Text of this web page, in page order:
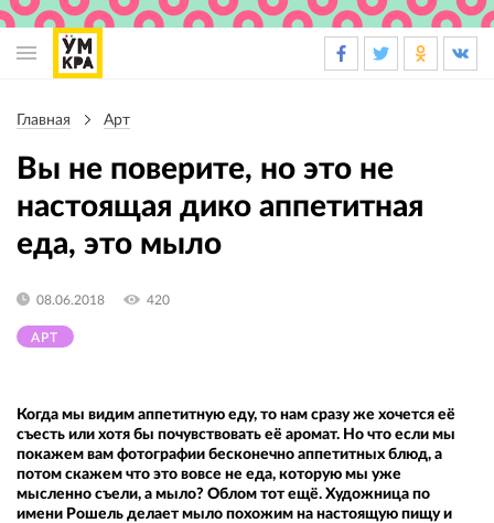
навигации
Главная Арт
Вы не поверите, но это не
настоящая дико аппетитная
еда, это мыло
АРТ
08.06.2018 420
Когда мы видим аппетитную еду, то нам сразу же хочется её
съесть или хотя бы почувствовать её аромат. Но что если мы
покажем вам фотографии бесконечно аппетитных блюд, а
потом скажем что это вовсе не еда, которую мы уже
мысленно съели, а мыло? Облом тот ещё. Художница по
имени Рошель делает мыло похожим на настоящую пищу и